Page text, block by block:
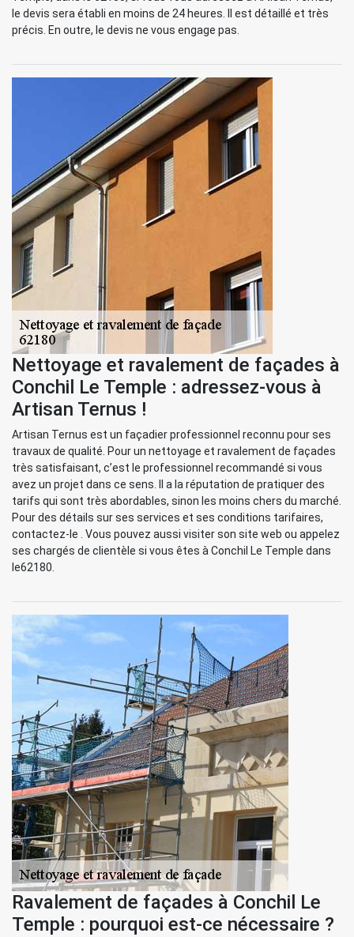
le devis sera établi en moins de 24 heures. Il est détaillé et très
précis. En outre, le devis ne vous engage pas.
Nettoyage et ravalement de façades à
Conchil Le Temple : adressez-vous à
Artisan Ternus !
Artisan Ternus est un façadier professionnel reconnu pour ses
travaux de qualité. Pour un nettoyage et ravalement de façades
très satisfaisant, c’est le professionnel recommandé si vous
avez un projet dans ce sens. Il a la réputation de pratiquer des
tarifs qui sont très abordables, sinon les moins chers du marché.
Pour des détails sur ses services et ses conditions tarifaires,
contactez-le . Vous pouvez aussi visiter son site web ou appelez
ses chargés de clientèle si vous êtes à Conchil Le Temple dans
le62180.
Ravalement de façades à Conchil Le
Temple : pourquoi est-ce nécessaire ?